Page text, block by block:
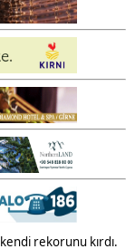
kendi rekorunu kırdı.